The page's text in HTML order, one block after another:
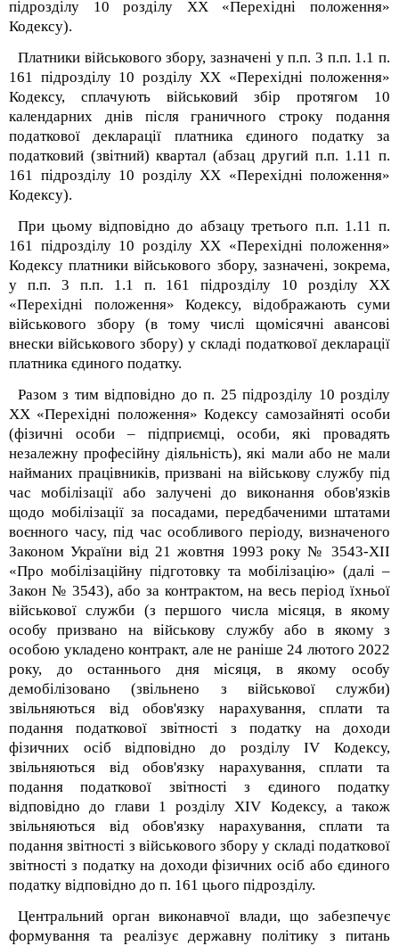
підрозділу 10 розділу XX «Перехідні положення»
Кодексу).
Платники військового збору, зазначені у п.п. 3 п.п. 1.1 п.
161 підрозділу 10 розділу XX «Перехідні положення»
Кодексу, сплачують військовий збір протягом 10
календарних днів після граничного строку подання
податкової декларації платника єдиного податку за
податковий (звітний) квартал (абзац другий п.п. 1.11 п.
161 підрозділу 10 розділу XX «Перехідні положення»
Кодексу).
При цьому відповідно до абзацу третього п.п. 1.11 п.
161 підрозділу 10 розділу XX «Перехідні положення»
Кодексу платники військового збору, зазначені, зокрема,
у п.п. 3 п.п. 1.1 п. 161 підрозділу 10 розділу XX
«Перехідні положення» Кодексу, відображають суми
військового збору (в тому числі щомісячні авансові
внески військового збору) у складі податкової декларації
платника єдиного податку.
Разом з тим відповідно до п. 25 підрозділу 10 розділу
XX «Перехідні положення» Кодексу самозайняті особи
(фізичні особи – підприємці, особи, які провадять
незалежну професійну діяльність), які мали або не мали
найманих працівників, призвані на військову службу під
час мобілізації або залучені до виконання обов'язків
щодо мобілізації за посадами, передбаченими штатами
воєнного часу, під час особливого періоду, визначеного
Законом України від 21 жовтня 1993 року № 3543-XII
«Про мобілізаційну підготовку та мобілізацію» (далі –
Закон № 3543), або за контрактом, на весь період їхньої
військової служби (з першого числа місяця, в якому
особу призвано на військову службу або в якому з
особою укладено контракт, але не раніше 24 лютого 2022
року, до останнього дня місяця, в якому особу
демобілізовано (звільнено з військової служби)
звільняються від обов'язку нарахування, сплати та
подання податкової звітності з податку на доходи
фізичних осіб відповідно до розділу IV Кодексу,
звільняються від обов'язку нарахування, сплати та
подання податкової звітності з єдиного податку
відповідно до глави 1 розділу XIV Кодексу, а також
звільняються від обов'язку нарахування, сплати та
подання звітності з військового збору у складі податкової
звітності з податку на доходи фізичних осіб або єдиного
податку відповідно до п. 161 цього підрозділу.
Центральний орган виконавчої влади, що забезпечує
формування та реалізує державну політику з питань